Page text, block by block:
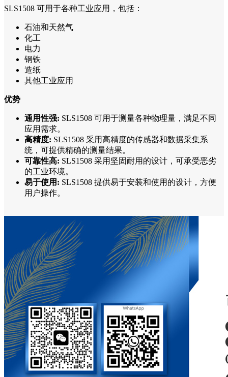
SLS1508 可用于各种工业应用，包括：
石油和天然气
化工
电力
钢铁
造纸
其他工业应用
优势
通用性强: SLS1508 可用于测量各种物理量，满足不同
应用需求。
高精度: SLS1508 采用高精度的传感器和数据采集系
统，可提供精确的测量结果。
可靠性高: SLS1508 采用坚固耐用的设计，可承受恶劣
的工业环境。
易于使用: SLS1508 提供易于安装和使用的设计，方便
用户操作。